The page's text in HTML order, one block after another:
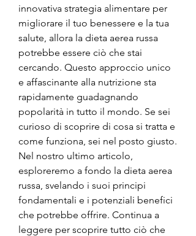
innovativa strategia alimentare per
migliorare il tuo benessere e la tua
salute, allora la dieta aerea russa
potrebbe essere ciò che stai
cercando. Questo approccio unico
e affascinante alla nutrizione sta
rapidamente guadagnando
popolarità in tutto il mondo. Se sei
curioso di scoprire di cosa si tratta e
come funziona, sei nel posto giusto.
Nel nostro ultimo articolo,
esploreremo a fondo la dieta aerea
russa, svelando i suoi principi
fondamentali e i potenziali benefici
che potrebbe offrire. Continua a
leggere per scoprire tutto ciò che